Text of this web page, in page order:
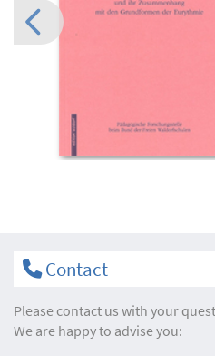
Contact
Please contact us with your
We are happy to advise you: